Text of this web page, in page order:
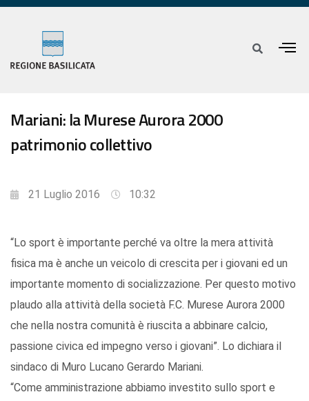
Mariani: la Murese Aurora 2000
patrimonio collettivo
21 Luglio 2016 10:32
“Lo sport è importante perché va oltre la mera attività
fisica ma è anche un veicolo di crescita per i giovani ed un
importante momento di socializzazione. Per questo motivo
plaudo alla attività della società F.C. Murese Aurora 2000
che nella nostra comunità è riuscita a abbinare calcio,
passione civica ed impegno verso i giovani”. Lo dichiara il
sindaco di Muro Lucano Gerardo Mariani.
“Come amministrazione abbiamo investito sullo sport e